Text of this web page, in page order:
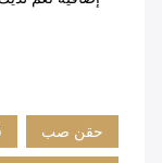
حقن صب